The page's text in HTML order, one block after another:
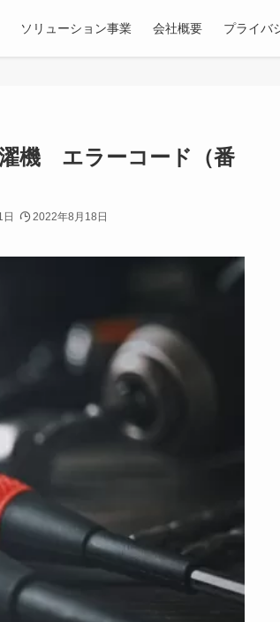
ソリューション事業 会社概要 プライバ
濯機 エラーコード（番
2022年8月18日